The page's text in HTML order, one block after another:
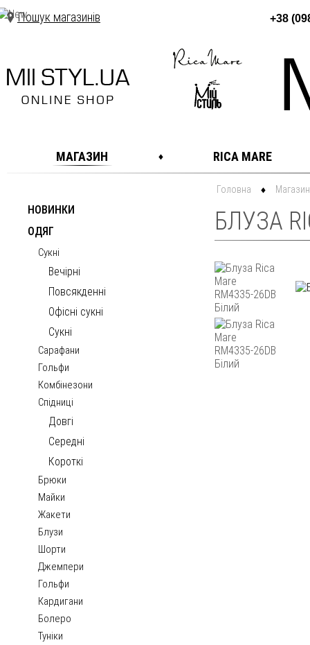
Пошук магазинів +38
МАГАЗИН RICA MARE
НОВИНКИ
ОДЯГ
Сукні
Вечірні
Повсякденні
Офісні сукні
Сукні
Сарафани
Гольфи
Комбінезони
Спідниці
Довгі
Середні
Короткі
Брюки
Майки
Жакети
Блузи
Шорти
Джемпери
Гольфи
Кардигани
Болеро
Туніки
Головна Магазин
БЛУЗА